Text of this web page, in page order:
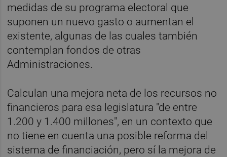
medidas de su programa electoral que
suponen un nuevo gasto o aumentan el
existente, algunas de las cuales también
contemplan fondos de otras
Administraciones.
Calculan una mejora neta de los recursos no
financieros para esa legislatura "de entre
1.200 y 1.400 millones", en un contexto que
no tiene en cuenta una posible reforma del
sistema de financiación, pero sí la mejora de